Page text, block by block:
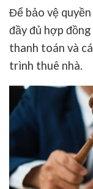
Để bảo vệ
đầy đủ hợp
thanh toán và
trình thuê nhà.